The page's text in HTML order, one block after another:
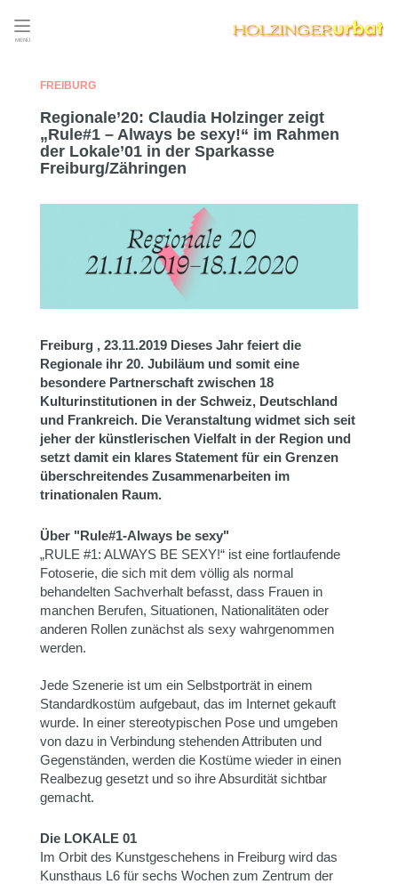
MENÜ
FREIBURG
Regionale’20: Claudia Holzinger zeigt
„Rule#1 – Always be sexy!“ im Rahmen
der Lokale’01 in der Sparkasse
Freiburg/Zähringen
Freiburg , 23.11.2019 Dieses Jahr feiert die
Regionale ihr 20. Jubiläum und somit eine
besondere Partnerschaft zwischen 18
Kulturinstitutionen in der Schweiz, Deutschland
und Frankreich. Die Veranstaltung widmet sich seit
jeher der künstlerischen Vielfalt in der Region und
setzt damit ein klares Statement für ein Grenzen
überschreitendes Zusammenarbeiten im
trinationalen Raum.
Über "Rule#1-Always be sexy"
„RULE #1: ALWAYS BE SEXY!“ ist eine fortlaufende
Fotoserie, die sich mit dem völlig als normal
behandelten Sachverhalt befasst, dass Frauen in
manchen Berufen, Situationen, Nationalitäten oder
anderen Rollen zunächst als sexy wahrgenommen
werden.
Jede Szenerie ist um ein Selbstporträt in einem
Standardkostüm aufgebaut, das im Internet gekauft
wurde. In einer stereotypischen Pose und umgeben
von dazu in Verbindung stehenden Attributen und
Gegenständen, werden die Kostüme wieder in einen
Realbezug gesetzt und so ihre Absurdität sichtbar
gemacht.
Die LOKALE 01
Im Orbit des Kunstgeschehens in Freiburg wird das
Kunsthaus L6 für sechs Wochen zum Zentrum der